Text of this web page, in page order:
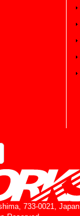
733-0021, Japan